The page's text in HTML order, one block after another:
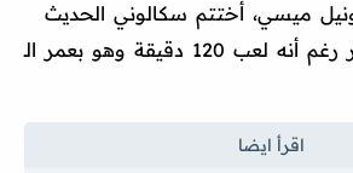
ميسي، أختتم سكالوني الحديث
مؤكدًا: "ميسي بخير رغم أنه لعب 120 دقيقة وهو بعمر الـ